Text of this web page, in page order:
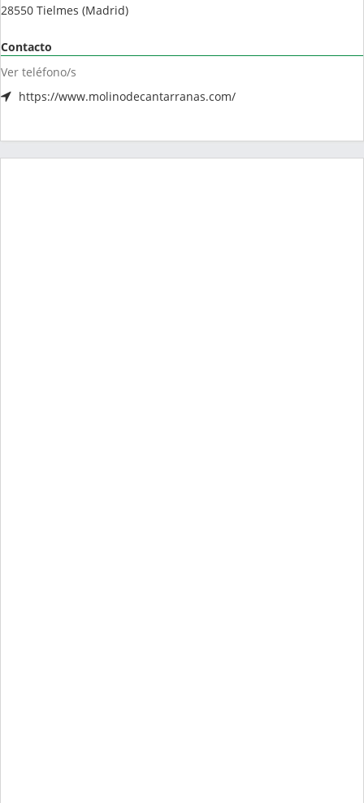
28550 Tielmes (Madrid)
Contacto
Ver teléfono/s
https://www.molinodecantarranas.com/